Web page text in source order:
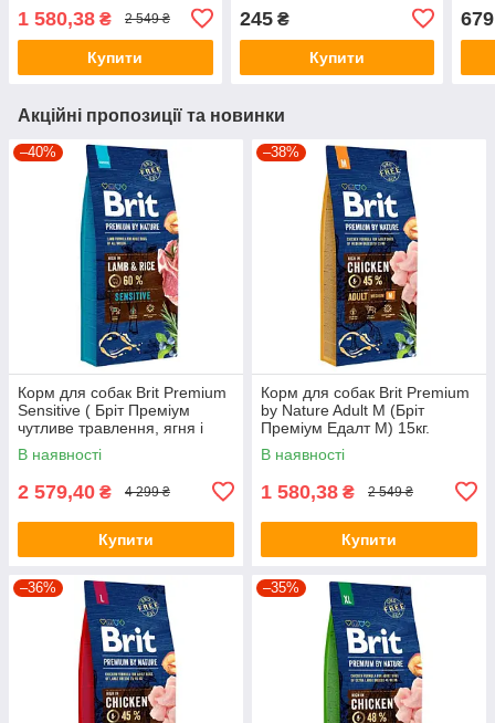
1 580,38 ₴ 2 549 ₴
Купити
245₴
Купити
679
Акційні пропозиції та новинки
–40%
Корм для собак Brit Premium
Sensitive ( Бріт Преміум
чутливе травлення, ягня і
рис) 15кг.
В наявності
2 579,40 ₴ 4 299 ₴
Купити
–38%
Корм для собак Brit Premium
by Nature Adult М (Бріт
Преміум Едалт М) 15кг.
В наявності
1 580,38 ₴ 2 549 ₴
Купити
–36% –35%